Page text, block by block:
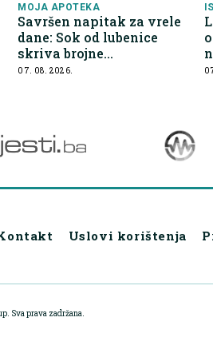
MOJA APOTEKA
Savršen napitak za vrele
dane: Sok od lubenice
skriva brojne
zdravstvene prednosti
07. 08. 2026.
Uslovi korištenja
Sva prava zadržana.